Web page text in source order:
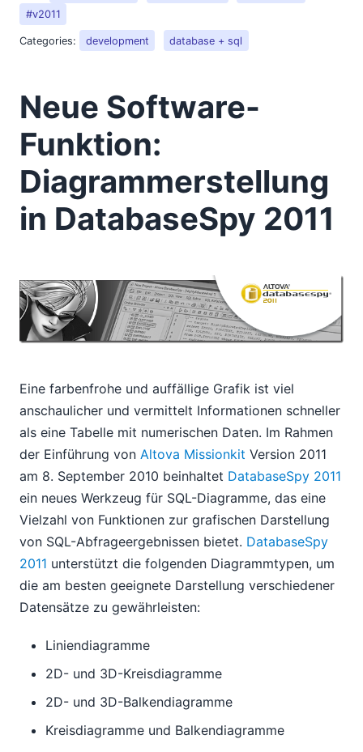
#v2011
Categories: development database + sql
Neue Software-
Funktion:
Diagrammerstellung
in DatabaseSpy 2011
Eine farbenfrohe und auffällige Grafik ist viel
anschaulicher und vermittelt Informationen schneller
als eine Tabelle mit numerischen Daten. Im Rahmen
der Einführung von Altova Missionkit Version 2011
am 8. September 2010 beinhaltet DatabaseSpy 2011
ein neues Werkzeug für SQL-Diagramme, das eine
Vielzahl von Funktionen zur grafischen Darstellung
von SQL-Abfrageergebnissen bietet. DatabaseSpy
2011 unterstützt die folgenden Diagrammtypen, um
die am besten geeignete Darstellung verschiedener
Datensätze zu gewährleisten:
Liniendiagramme
2D- und 3D-Kreisdiagramme
2D- und 3D-Balkendiagramme
Kreisdiagramme und Balkendiagramme